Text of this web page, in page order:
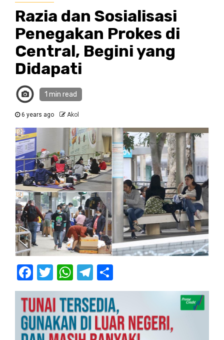
Razia dan Sosialisasi
Penegakan Prokes di
Central, Begini yang
Didapati
1 min read
6 years ago Akol
Facebook
Twitter
WhatsApp
Telegram